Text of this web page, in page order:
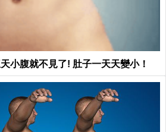
小腹就不見了! 肚子一天天變小！